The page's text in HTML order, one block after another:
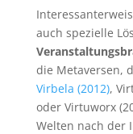
auch spezielle
die Metaversen,
Virbela (2012),
oder Virtuworx
Welten nach der